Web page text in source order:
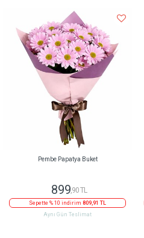
Pembe Papatya Buket
899,90 TL
Sepette % 10 indirim 809,91 TL
Aynı Gün Teslimat